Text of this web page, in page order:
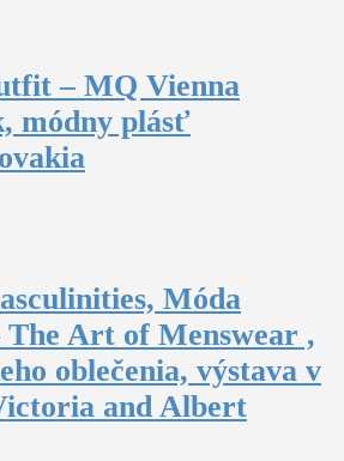
– MQ Vienna
módny plásť
Móda
Art of Menswear ,
oblečenia, výstava v
and Albert